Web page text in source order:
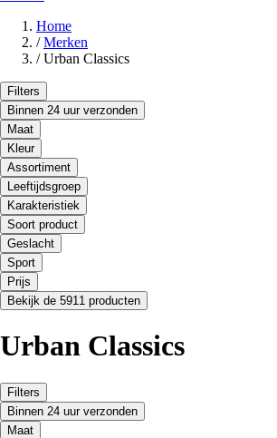
Home
/ Merken
/ Urban Classics
Filters
Binnen 24 uur verzonden
Maat
Kleur
Assortiment
Leeftijdsgroep
Karakteristiek
Soort product
Geslacht
Sport
Prijs
Bekijk de 5911 producten
Urban Classics
Filters
Binnen 24 uur verzonden
Maat